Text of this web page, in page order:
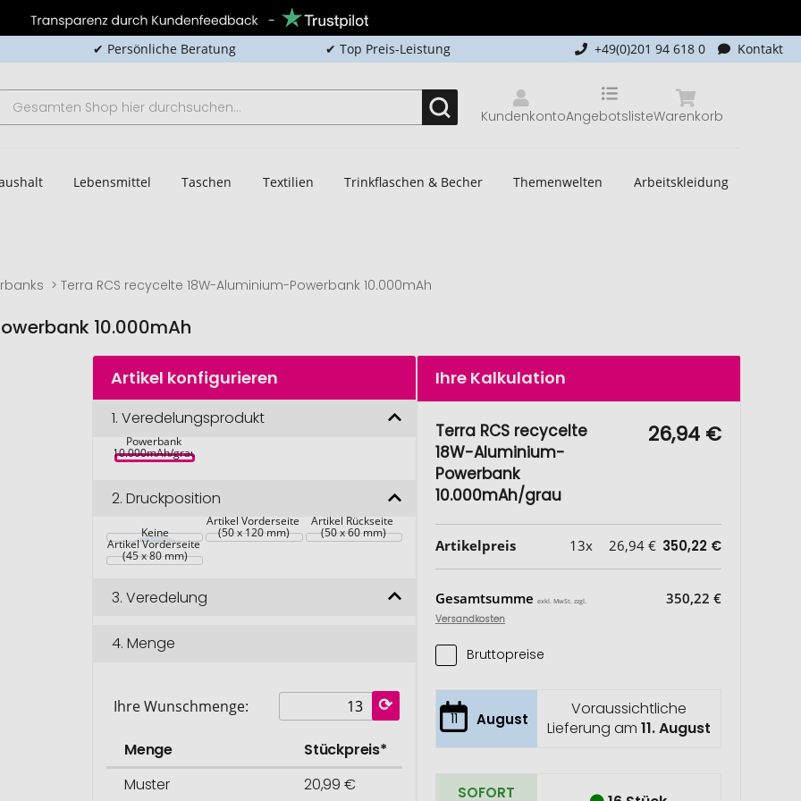
✔ Persönliche Beratung ✔ Top Preis-Leistung +49(0)201 94 618 0 Kontakt
Kundenkonto Warenkorb
Angebotsliste
Lebensmittel Taschen Textilien Trinkflaschen & Becher Themenwelten Arbeitskleidung
Terra RCS recycelte 18W-Aluminium-Powerbank 10.000mAh
10.000mAh
Artikel konfigurieren
1.Veredelungsprodukt
recycelte 18W-
Powerbank
10.000mAh/grau
2.Druckposition
Keine
Artikel Vorderseite
(50 x 120 mm)
Artikel Rückseite
(50 x 60 mm)
Artikel Vorderseite
(45 x 80 mm)
3.Veredelung
4.Menge
Ihre Wunschmenge:
Menge
Stückpreis*
Muster
20,99 €
Ihre Kalkulation
Terra RCS recycelte
18W-Aluminium-
Powerbank
10.000mAh/grau
26,94 €
Artikelpreis 13x 26,94 € 350,22 €
Gesamtsumme exkl. MwSt. zzgl.
Versandkosten
350,22 €
Bruttopreise
11 August
Voraussichtliche
Lieferung am 11. August
SOFORT